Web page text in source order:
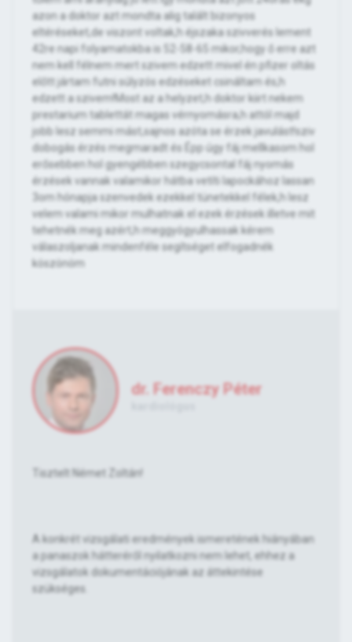
azon a doktor azt mondta alig talált bizonyos
eltéréseket,de viszont voltak,h éjszaka szivverés lement
42re napi folyamatokba is 52-58-65 mikor,hogy ő erre azt
nem kell félnem mert szivem edzett mivel én pfizer oltás
előtt jártam futni súlyzós edzéseket csináltam és,h
edzett a szivem!Most az a helyzet,h doktor kiirt nekem
prestarium tablettát magas vérnyomásra,h attól majd
jobb lesz semmi mást,sajnos azóta se érzek javulást!sziv
dobogás érzés megmaradt és Épp úgy fáj mellkasom hol
erősebben hol gyengébben szegycsontal fáj nyomás
érzések vannak valamikor hátba vetíti lapockához lassan
3om hónapja szenvedek ezekkel tünetekkel félek,h lesz
velem valami mikor mulhatnak el ezek érzések illetve mit
tehetnék meg azért,h meggyógyulhassak kérem
válaszoljanak mindenféle segítséget elfogadnék
köszönöm
dr. Ferenczy Péter
Tisztelt Német Zoltán!
A konkrét vizsgálati eredmények ismeretének hiányában
a panaszok hátteréről nyilatkozni nem lehet, ehhez a
vizsgálatok dokumentációjának az áttekintése
szükséges.